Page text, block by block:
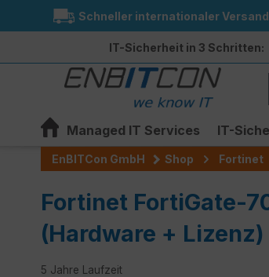
Zur Hauptnavigation springen
Schneller internationaler Versand
IT-Sicherheit in 3 Schritten:
Managed IT Services IT-
EnBITCon GmbH Shop Fortinet
Fortinet FortiGate-
(Hardware + Lizenz)
5 Jahre Laufzeit